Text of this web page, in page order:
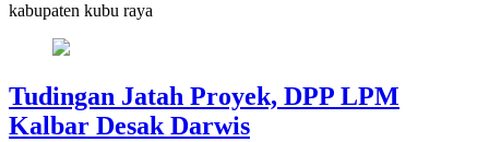
kabupaten kubu raya
Tudingan Jatah Proyek, DPP LPM
Kalbar Desak Darwis